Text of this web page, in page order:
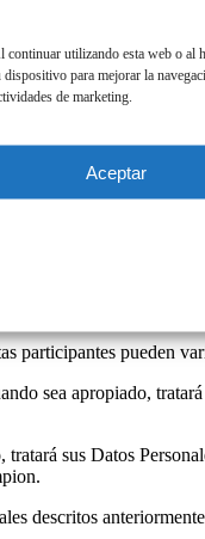
continuar utilizando esta web o al
dispositivo para mejorar la
de marketing.
Aceptar
terceros:
podrá
de la última
de identificación
, con número de
fiscal (NIF)
identificación fiscal
participantes pueden
sea apropiado,
sus Datos
descritos